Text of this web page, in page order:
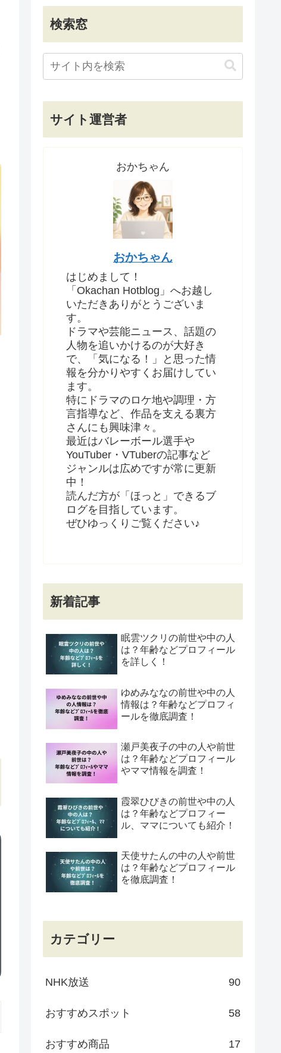
検索窓
サイト運営者
おかちゃん
おかちゃん
はじめまして！
「Okachan Hotblog」へお越し
いただきありがとうございま
す。
ドラマや芸能ニュース、話題の
人物を追いかけるのが大好き
で、「気になる！」と思った情
報を分かりやすくお届けしてい
ます。
特にドラマのロケ地や調理・方
言指導など、作品を支える裏方
さんにも興味津々。
最近はバレーボール選手や
YouTuber・VTuberの記事など
ジャンルは広めですが常に更新
中！
読んだ方が「ほっと」できるブ
ログを目指しています。
ぜひゆっくりご覧ください♪
新着記事
眠雲ツクリの前世や中の人
は？年齢などプロフィール
を詳しく！
ゆめみななの前世や中の人
情報は？年齢などプロフィ
ールを徹底調査！
瀬戸美夜子の中の人や前世
は？年齢などプロフィール
やママ情報を調査！
霞翠ひびきの前世や中の人
は？年齢などプロフィー
ル、ママについても紹介！
天使サたんの中の人や前世
は？年齢などプロフィール
を徹底調査！
カテゴリー
NHK放送 90
おすすめスポット 58
おすすめ商品 17